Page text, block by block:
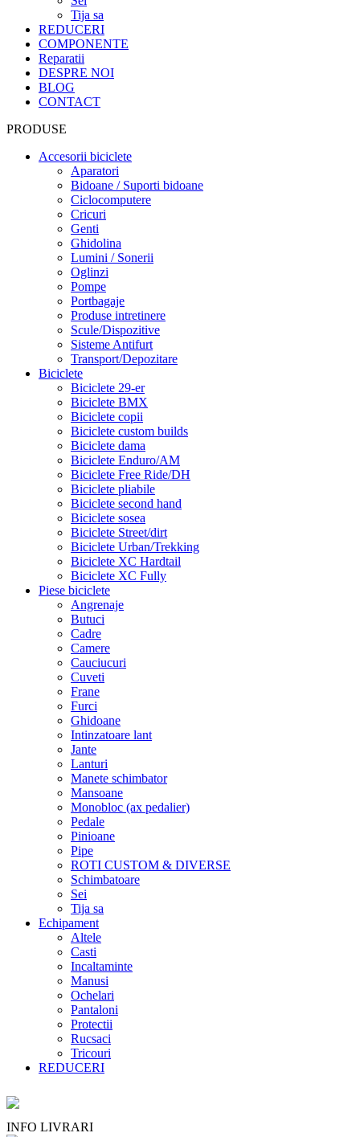
Tija sa
REDUCERI
COMPONENTE
Reparatii
DESPRE NOI
BLOG
CONTACT
PRODUSE
Accesorii biciclete
Aparatori
Bidoane / Suporti bidoane
Ciclocomputere
Cricuri
Genti
Ghidolina
Lumini / Sonerii
Oglinzi
Pompe
Portbagaje
Produse intretinere
Scule/Dispozitive
Sisteme Antifurt
Transport/Depozitare
Biciclete
Biciclete 29-er
Biciclete BMX
Biciclete copii
Biciclete custom builds
Biciclete dama
Biciclete Enduro/AM
Biciclete Free Ride/DH
Biciclete pliabile
Biciclete second hand
Biciclete sosea
Biciclete Street/dirt
Biciclete Urban/Trekking
Biciclete XC Hardtail
Biciclete XC Fully
Piese biciclete
Angrenaje
Butuci
Cadre
Camere
Cauciucuri
Cuveti
Frane
Furci
Ghidoane
Intinzatoare lant
Jante
Lanturi
Manete schimbator
Mansoane
Monobloc (ax pedalier)
Pedale
Pinioane
Pipe
ROTI CUSTOM & DIVERSE
Schimbatoare
Sei
Tija sa
Echipament
Altele
Casti
Incaltaminte
Manusi
Ochelari
Pantaloni
Protectii
Rucsaci
Tricouri
REDUCERI
INFO LIVRARI